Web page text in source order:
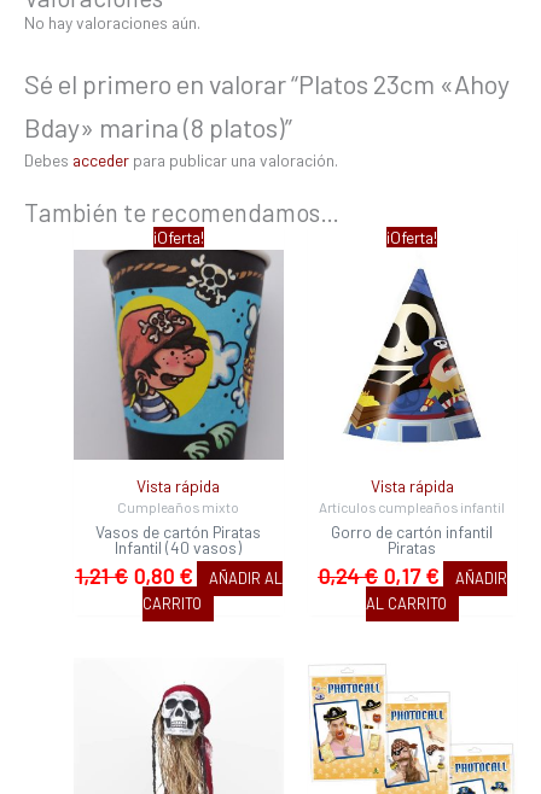
No hay valoraciones aún.
Sé el primero en valorar “Platos 23cm «Ahoy
Bday» marina (8 platos)”
Debes acceder para publicar una valoración.
También te recomendamos…
¡Oferta!
Vista rápida
Cumpleaños mixto
Vasos de cartón Piratas
Infantil (40 vasos)
1,21€
precio
original
era:
1,21 €.
0,80 €
El
precio
actual
es:
0,80 €.
AÑADIR AL
CARRITO
¡Oferta!
Vista rápida
Artículos cumpleaños infantil
Gorro de cartón infantil
Piratas
0,24€
El
precio
original
era:
0,24 €.
0,17€
es:
0,17 €.
AÑADIR
AL CARRITO